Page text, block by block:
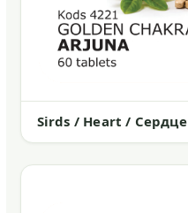
Sirds / Heart / Сердце